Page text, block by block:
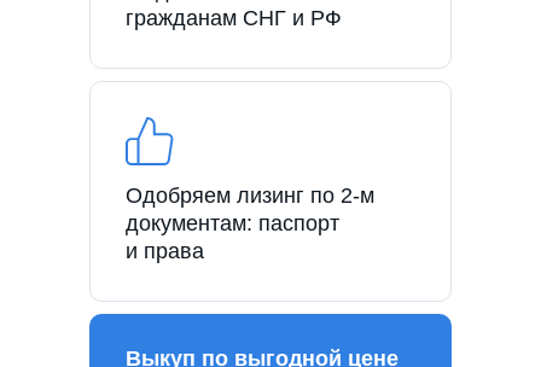
гражданам СНГ и РФ
Одобряем лизинг по 2-м
документам: паспорт
и права
Выкуп по выгодной цене